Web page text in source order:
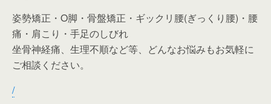
姿勢矯正・O脚・骨盤矯正・ギックリ腰(ぎっくり腰)・腰
痛・肩こり・手足のしびれ
坐骨神経痛、生理不順など等、どんなお悩みもお気軽に
ご相談ください。
/